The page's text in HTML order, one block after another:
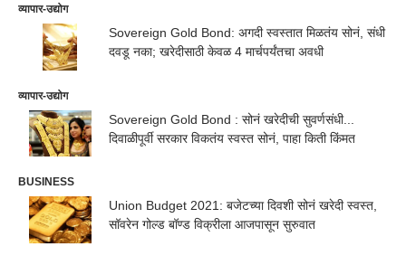
व्यापार-उद्योग
Sovereign Gold Bond: अगदी स्वस्तात मिळतंय सोनं, संधी
दवडू नका; खरेदीसाठी केवळ 4 मार्चपर्यंतचा अवधी
व्यापार-उद्योग
Sovereign Gold Bond : सोनं खरेदीची सुवर्णसंधी...
दिवाळीपूर्वी सरकार विकतंय स्वस्त सोनं, पाहा किती किंमत
BUSINESS
Union Budget 2021: बजेटच्या दिवशी सोनं खरेदी स्वस्त,
सॉवरेन गोल्ड बॉण्ड विक्रीला आजपासून सुरुवात